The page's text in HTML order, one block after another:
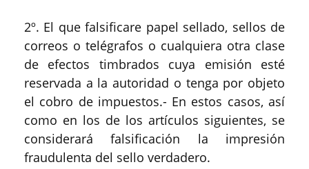
2º. El que falsificare papel sellado, sellos de
correos o telégrafos o cualquiera otra clase
de efectos timbrados cuya emisión esté
reservada a la autoridad o tenga por objeto
el cobro de impuestos.- En estos casos, así
como en los de los artículos siguientes, se
considerará falsificación la impresión
fraudulenta del sello verdadero.